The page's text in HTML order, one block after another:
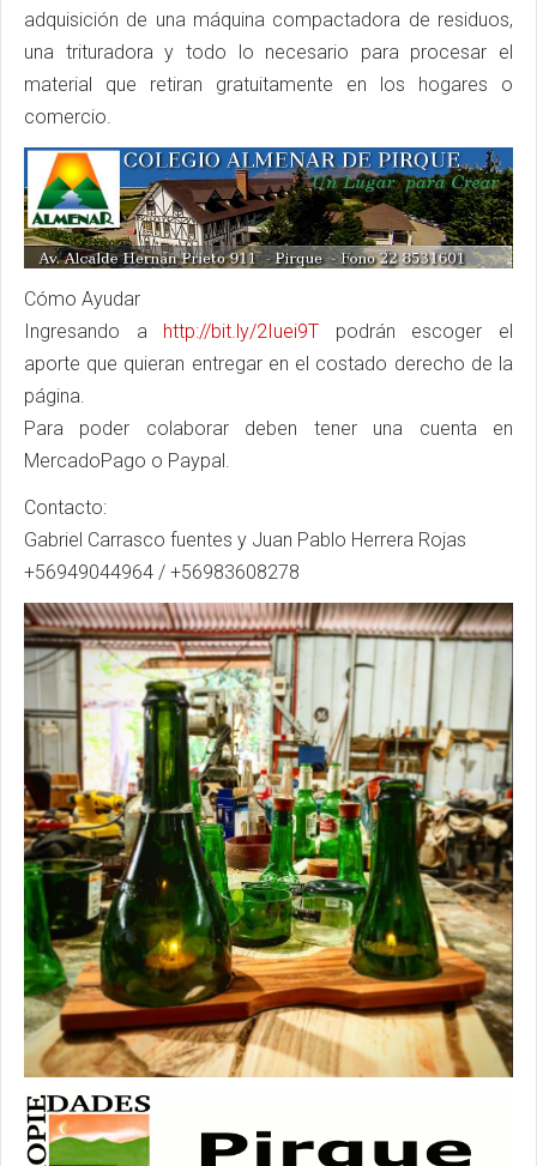
adquisición de una máquina compactadora de residuos,
una trituradora y todo lo necesario para procesar el
material que retiran gratuitamente en los hogares o
comercio.
Cómo Ayudar
Ingresando a http://bit.ly/2Iuei9T podrán escoger el
aporte que quieran entregar en el costado derecho de la
página.
Para poder colaborar deben tener una cuenta en
MercadoPago o Paypal.
Contacto:
Gabriel Carrasco fuentes y Juan Pablo Herrera Rojas
+56949044964 / +56983608278